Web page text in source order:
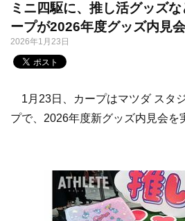
ミニ四駆に、推し活グッズ
ープが2026年度グッズ内見会
2026年1月23日
1月23日、カープはマツダ スタ
プで、2026年度新グッズ内見会を